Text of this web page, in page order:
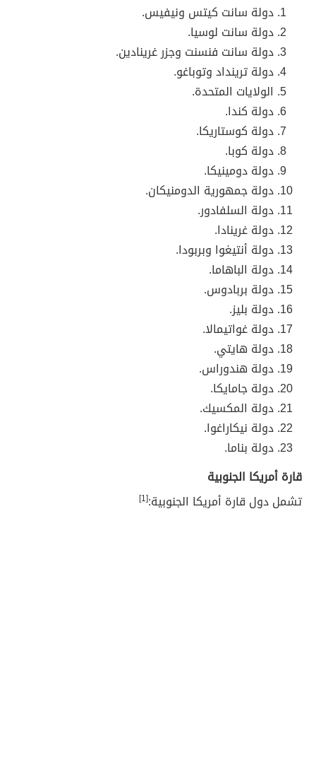
دولة سانت كيتس ونيفيس.
دولة سانت لوسيا.
دولة سانت فنسنت وجزر غرينادين.
دولة ترينداد وتوباغو.
الولايات المتحدة.
دولة كندا.
دولة كوستاريكا.
دولة كوبا.
دولة دومينيكا.
دولة جمهورية الدومنيكان.
دولة السلفادور.
دولة غرينادا.
دولة أنتيغوا وبربودا.
دولة الباهاما.
دولة بربادوس.
دولة بليز.
دولة غواتيمالا.
دولة هايتي.
دولة هندوراس.
دولة جامايكا.
دولة المكسيك.
دولة نيكاراغوا.
دولة بناما.
قارة أمريكا الجنوبية
تشمل دول قارة أمريكا الجنوبية:[1]